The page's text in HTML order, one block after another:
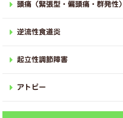
頭痛（緊張型・偏頭痛・群発性）
逆流性食道炎
起立性調節障害
アトピー